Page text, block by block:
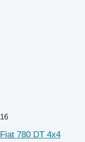
16
Fiat 780 DT 4x4